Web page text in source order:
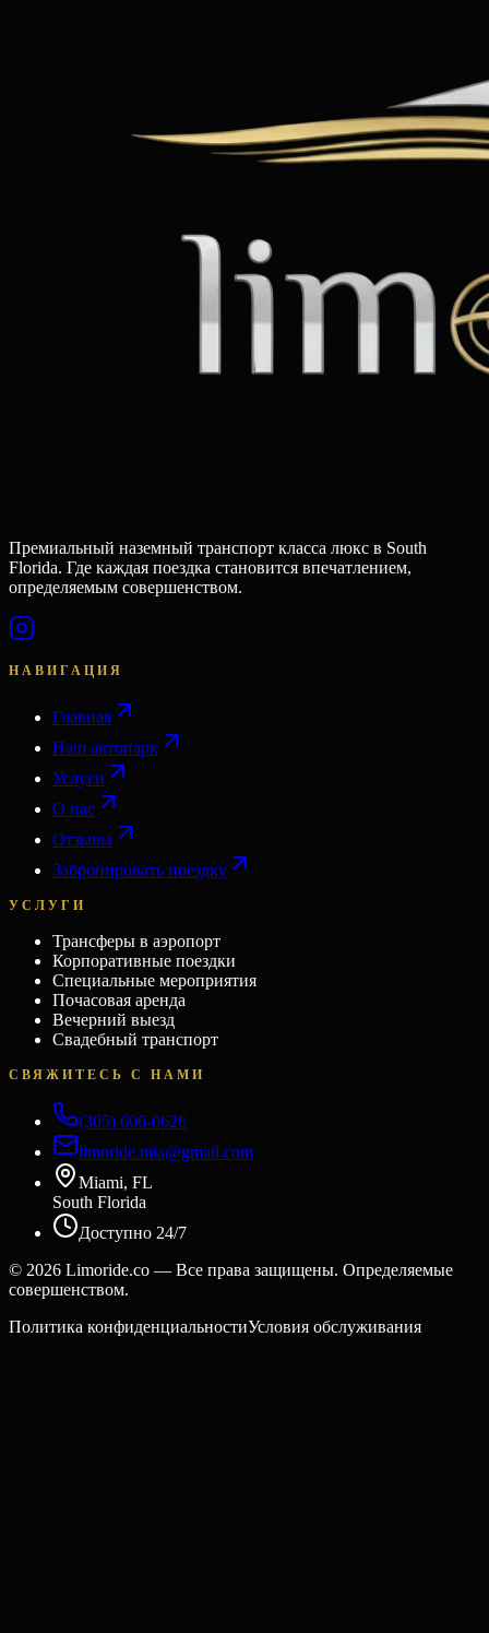
Премиальный наземный транспорт класса люкс в South
Florida. Где каждая поездка становится впечатлением,
определяемым совершенством.
НАВИГАЦИЯ
Главная
Наш автопарк
Услуги
О нас
Отзывы
Забронировать поездку
УСЛУГИ
Трансферы в аэропорт
Корпоративные поездки
Специальные мероприятия
Почасовая аренда
Вечерний выезд
Свадебный транспорт
СВЯЖИТЕСЬ С НАМИ
(305) 606-0626
limoride.mia@gmail.com
Miami, FL
South Florida
Доступно 24/7
© 2026 Limoride.co — Все права защищены. Определяемые
совершенством.
Политика конфиденциальностиУсловия обслуживания